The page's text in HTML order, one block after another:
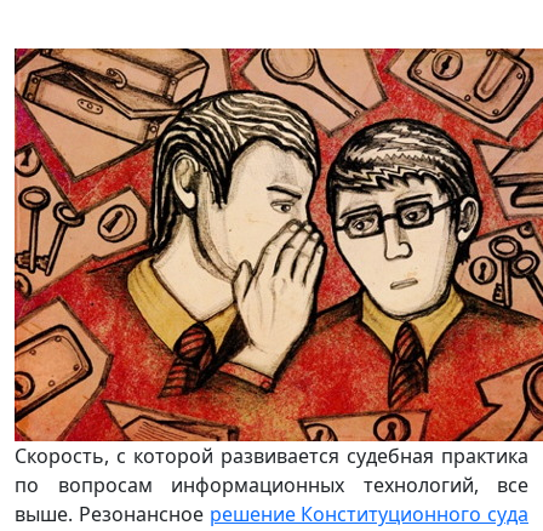
Скорость, с которой развивается судебная практика
по вопросам информационных технологий, все
выше. Резонансное решение Конституционного суда